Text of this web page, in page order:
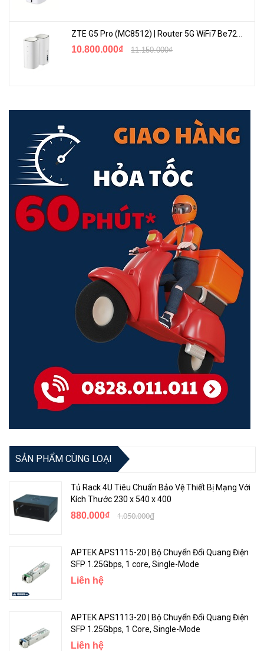
10.800.000₫ 11.150.000₫
SẢN PHẨM CÙNG LOẠI
Tủ Rack 4U Tiêu Chuẩn Bảo Vệ Thiết Bị Mạng Với
Kích Thước 230 x 540 x 400
880.000₫ 1.050.000₫
APTEK APS1115-20 | Bộ Chuyển Đổi Quang Điện
SFP 1.25Gbps, 1 core, Single-Mode
Liên hệ
APTEK APS1113-20 | Bộ Chuyển Đổi Quang Điện
SFP 1.25Gbps, 1 Core, Single-Mode
Liên hệ